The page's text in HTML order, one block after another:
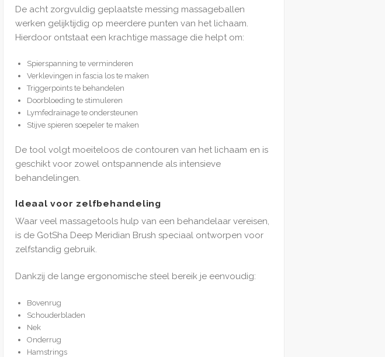
De acht zorgvuldig geplaatste messing massageballen
werken gelijktijdig op meerdere punten van het lichaam.
Hierdoor ontstaat een krachtige massage die helpt om:
Spierspanning te verminderen
Verklevingen in fascia los te maken
Triggerpoints te behandelen
Doorbloeding te stimuleren
Lymfedrainage te ondersteunen
Stijve spieren soepeler te maken
De tool volgt moeiteloos de contouren van het lichaam en is
geschikt voor zowel ontspannende als intensieve
behandelingen.
Ideaal voor zelfbehandeling
Waar veel massagetools hulp van een behandelaar vereisen,
is de GotSha Deep Meridian Brush speciaal ontworpen voor
zelfstandig gebruik.
Dankzij de lange ergonomische steel bereik je eenvoudig:
Bovenrug
Schouderbladen
Nek
Onderrug
Hamstrings